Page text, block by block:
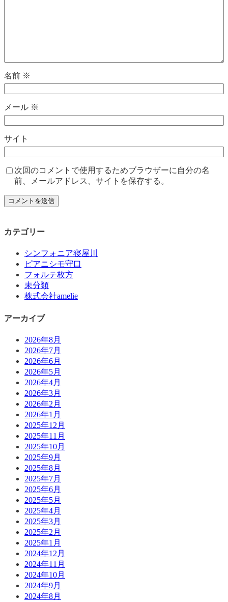
名前 ※
メール ※
サイト
次回のコメントで使用するためブラウザーに自分の名
前、メールアドレス、サイトを保存する。
カテゴリー
シンフォニア寝屋川
ピアニシモ守口
フォルテ枚方
未分類
株式会社amelie
アーカイブ
2026年8月
2026年7月
2026年6月
2026年5月
2026年4月
2026年3月
2026年2月
2026年1月
2025年12月
2025年11月
2025年10月
2025年9月
2025年8月
2025年7月
2025年6月
2025年5月
2025年4月
2025年3月
2025年2月
2025年1月
2024年12月
2024年11月
2024年10月
2024年9月
2024年8月